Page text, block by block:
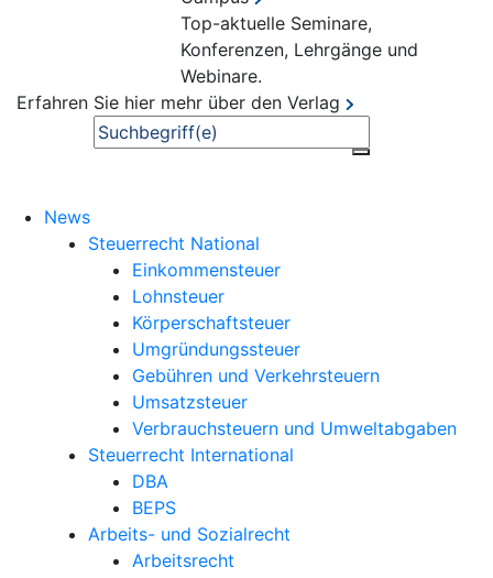
Top-aktuelle Seminare,
Konferenzen, Lehrgänge und
Webinare.
Erfahren Sie hier mehr über den Verlag
Suche
News
Steuerrecht National
Einkommensteuer
Lohnsteuer
Körperschaftsteuer
Umgründungssteuer
Gebühren und Verkehrsteuern
Umsatzsteuer
Verbrauchsteuern und Umweltabgaben
Steuerrecht International
DBA
BEPS
Arbeits- und Sozialrecht
Arbeitsrecht